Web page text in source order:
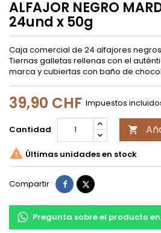
ALFAJOR NEGRO
24und x 50g
Caja comercial de 24 alfajores
Tiernas galletas rellenas con el
marca y cubiertas con baño de
39,90 CHF Impuestos
Cantidad 
 Últimas unidades en stock
Compartir CompartirTuitear
Pregunta sobre el producto